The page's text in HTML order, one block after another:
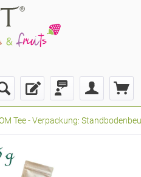
Tee - Verpackung: